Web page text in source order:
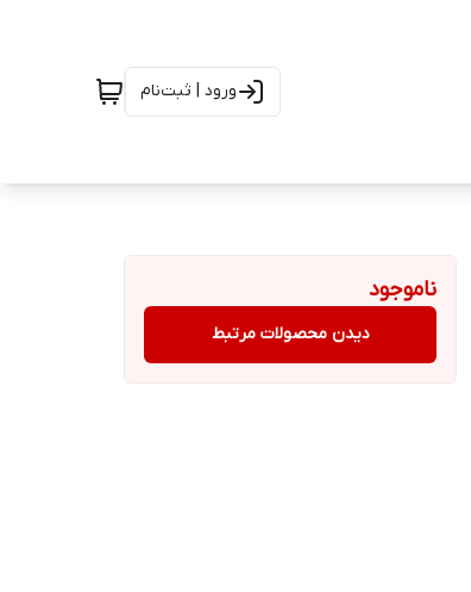
ورود | ثبت‌نام
ناموجود
دیدن محصولات مرتبط